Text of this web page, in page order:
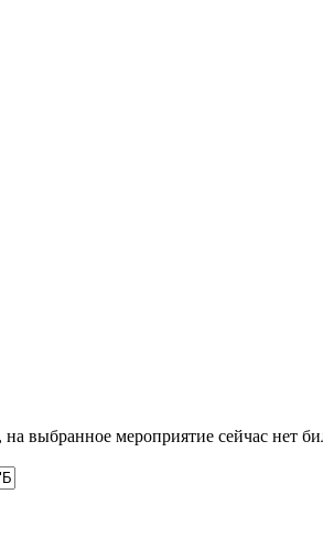
выбранное мероприятие сейчас нет